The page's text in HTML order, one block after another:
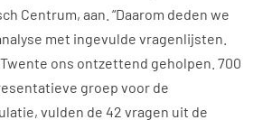
Centrum, aan. “Daarom deden we
met ingevulde vragenlijsten.
Twente ons ontzettend geholpen. 700
groep voor de
vulden de 42 vragen uit de